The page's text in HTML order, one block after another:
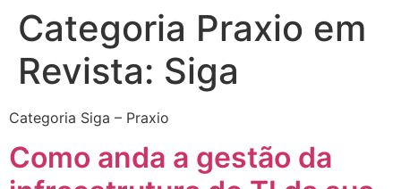
Categoria Praxio em
Revista: Siga
Categoria Siga – Praxio
Como anda a gestão da